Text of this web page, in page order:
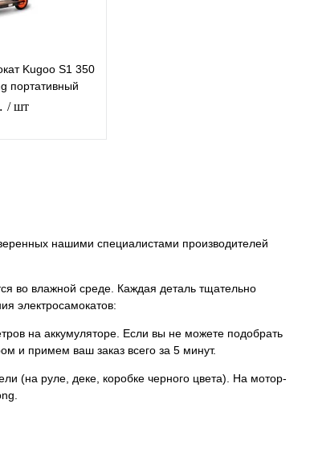
Kugoo S1 350
портативный
/ шт
В наличии
нашими специалистами производителей
во влажной среде. Каждая деталь тщательно
электросамокатов:
на аккумуляторе. Если вы не можете подобрать
и примем ваш заказ всего за 5 минут.
(на руле, деке, коробке черного цвета). На мотор-